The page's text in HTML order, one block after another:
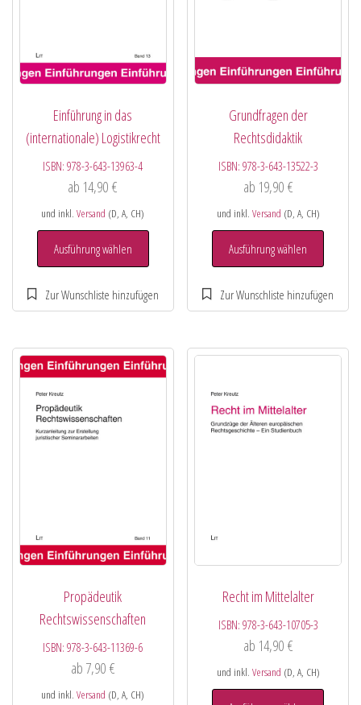
Einführung in das
(internationale) Logistikrecht
ISBN:978-3-643-13963-4
ab 14,90€
und inkl.Versand (D, A, CH)
Ausführung wählen
Grundfragen der
Rechtsdidaktik
ISBN: 978-3-643-13522-3
ab 19,90 €
und inkl. Versand (D, A, CH)
Ausführung wählen
Propädeutik
Rechtswissenschaften
ISBN:978-3-643-11369-6
ab 7,90 €
und inkl.Versand (D, A, CH)
Recht im Mittelalter
ISBN: 978-3-643-10705-3
ab 14,90 €
und inkl. Versand (D, A, CH)